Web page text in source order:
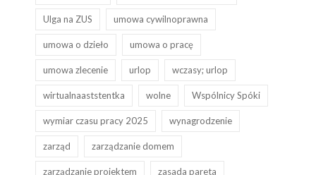
Ulga na ZUS umowa cywilnoprawna
umowa o dzieło umowa o pracę
umowa zlecenie urlop wczasy; urlop
wirtualnaaststentka wolne Wspólnicy Spóki
wymiar czasu pracy 2025 wynagrodzenie
zarząd zarządzanie domem
zarządzanie projektem zasada pareta